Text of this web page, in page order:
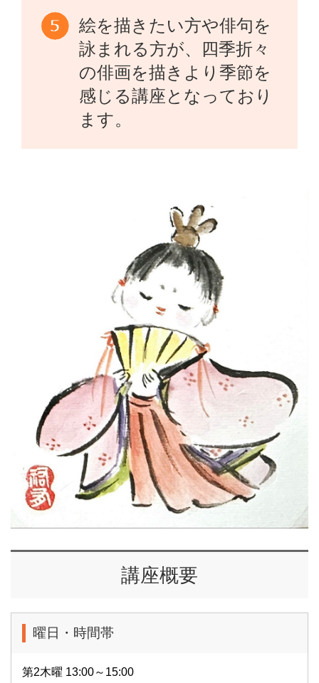
絵を描きたい方や俳句を
詠まれる方が、四季折々
の俳画を描きより季節を
感じる講座となっており
ます。
講座概要
曜日・時間帯
第2木曜 13:00～15:00